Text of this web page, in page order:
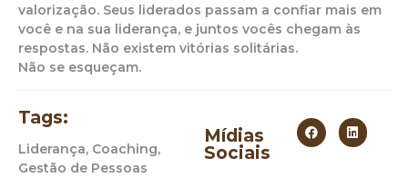
valorização. Seus liderados passam a confiar mais em
você e na sua liderança, e juntos vocês chegam às
respostas. Não existem vitórias solitárias.
Não se esqueçam.
Tags:
Liderança, Coaching,
Gestão de Pessoas
Mídias
Sociais